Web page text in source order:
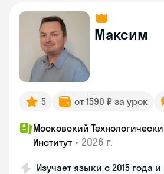
Максим
5 от 1590 ₽ за урок
Московский
Институт • 2026 г.
Изучает языки с 2015 года